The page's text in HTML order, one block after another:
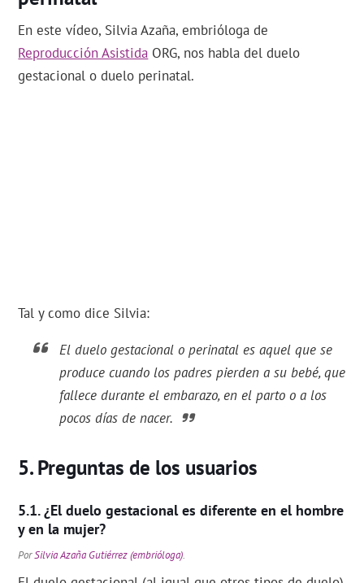
En este vídeo, Silvia Azaña, embrióloga de
Reproducción Asistida ORG, nos habla del duelo
gestacional o duelo perinatal.
Tal y como dice Silvia:
El duelo gestacional o perinatal es aquel que se
produce cuando los padres pierden a su bebé, que
fallece durante el embarazo, en el parto o a los
pocos días de nacer.
Preguntas de los usuarios
¿El duelo gestacional es diferente en el hombre
y en la mujer?
PorSilvia Azaña Gutiérrez (embrióloga).